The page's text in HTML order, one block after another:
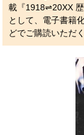
載『1918⇌20XX
として、電子書籍
どでご購読いただ